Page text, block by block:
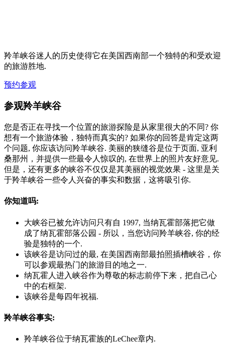
羚羊峡谷迷人的历史使得它在美国西南部一个独特的和受欢迎
的旅游胜地.
预约参观
参观羚羊峡谷
您是否正在寻找一个位置的旅游探险是从家里很大的不同? 你
想有一个旅游体验，独特而真实的? 如果你的回答是肯定这两
个问题, 你应该访问羚羊峡谷. 美丽的狭缝谷是位于页面, 亚利
桑那州，并提供一些最令人惊叹的, 在世界上的照片友好意见.
但是，还有更多的峡谷不仅仅是其美丽的视觉效果 - 这里是关
于羚羊峡谷一些令人兴奋的事实和数据，这将吸引你.
你知道吗:
大峡谷已被允许访问只有自 1997, 当纳瓦霍部落把它做
成了纳瓦霍部落公园 - 所以，当您访问羚羊峡谷, 你的经
验是独特的一个.
该峡谷是访问过的最, 在美国西南部最拍照插槽峡谷，你
可以参观最热门的旅游目的地之一.
纳瓦霍人进入峡谷作为尊敬的标志前停下来，把自己心
中的右框架.
该峡谷是每四年祝福.
羚羊峡谷事实:
羚羊峡谷位于纳瓦霍族的LeChee章内.